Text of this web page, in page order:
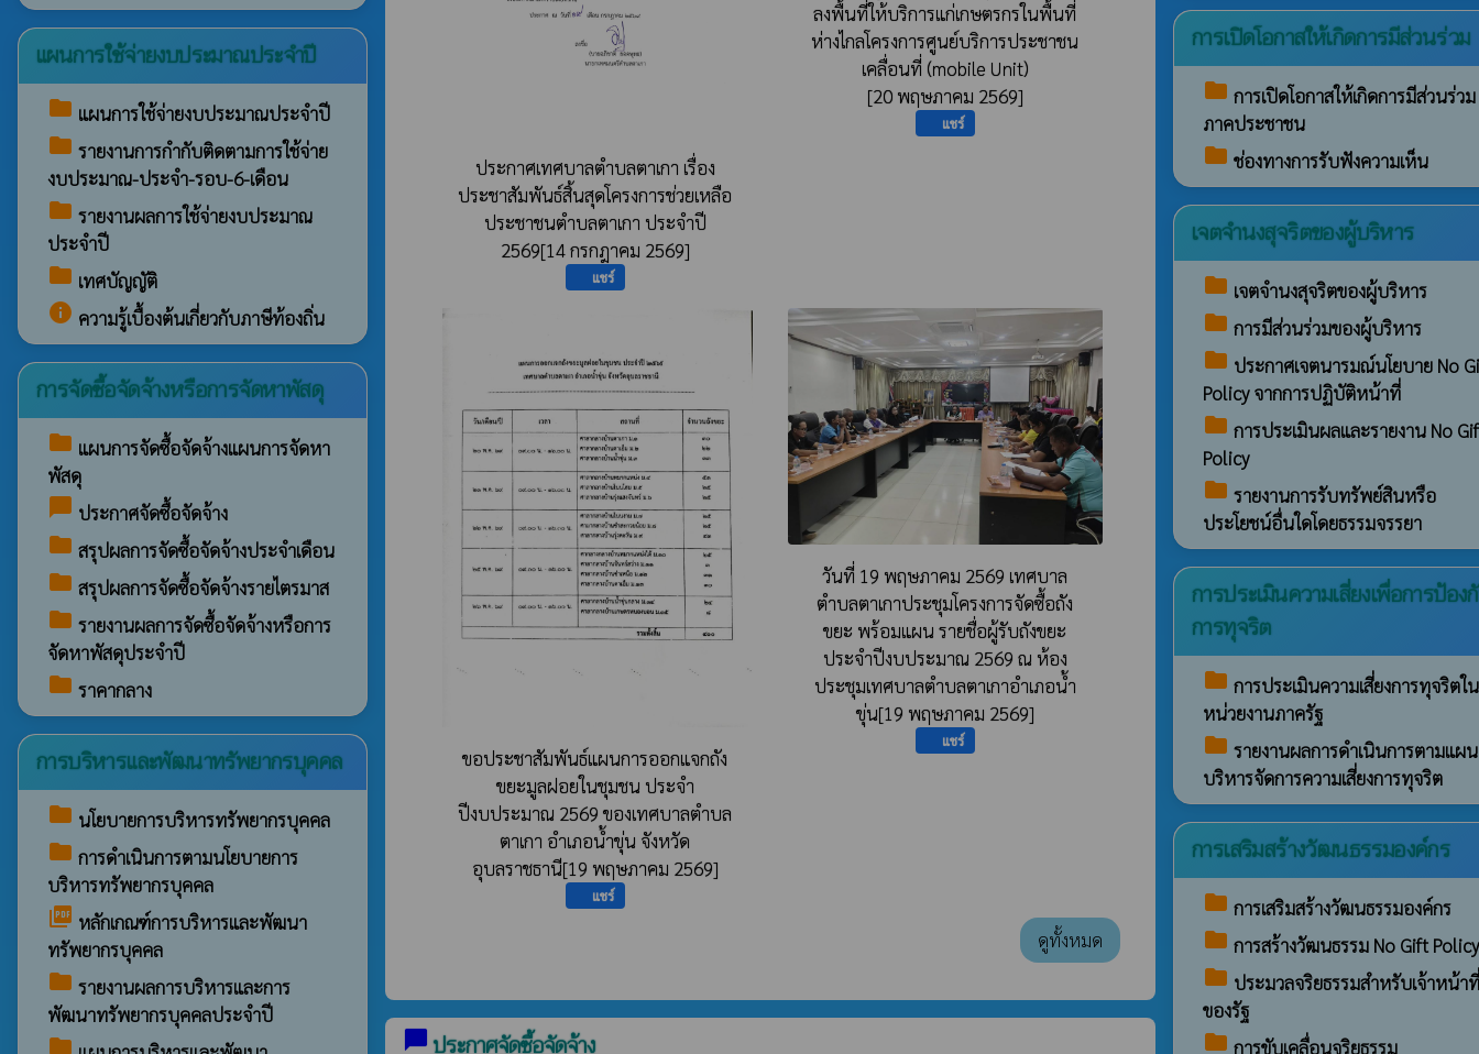
แผนการใช้จ่ายงบประมาณประจำปี
folder แผนการใช้จ่ายงบประมาณประจำปี
folder รายงานการกำกับติดตามการใช้จ่าย
งบประมาณ-ประจำ-รอบ-6-เดือน
folder รายงานผลการใช้จ่ายงบประมาณ
ประจำปี
folder เทศบัญญัติ
info ความรู้เบื้องต้นเกี่ยวกับภาษีท้องถิ่น
การจัดซื้อจัดจ้างหรือการจัดหาพัสดุ
folder แผนการจัดซื้อจัดจ้างแผนการจัดหา
พัสดุ
chat_bubble ประกาศจัดซื้อจัดจ้าง
folder สรุปผลการจัดซื้อจัดจ้างประจำเดือน
folder สรุปผลการจัดซื้อจัดจ้างรายไตรมาส
folder รายงานผลการจัดซื้อจัดจ้างหรือการ
จัดหาพัสดุประจำปี
folder ราคากลาง
การบริหารและพัฒนาทรัพยากรบุคคล
folder นโยบายการบริหารทรัพยากรบุคคล
folder การดำเนินการตามนโยบายการ
บริหารทรัพยากรบุคคล
picture_as_pdf หลักเกณฑ์การบริหารและพัฒนา
ทรัพยากรบุคคล
folder รายงานผลการบริหารและการ
พัฒนาทรัพยากรบุคคลประจำปี
folder
ประกาศเทศบาลตำบลตาเกา เรื่อง
ประชาสัมพันธ์สิ้นสุดโครงการช่วยเหลือ
ประชาชนตำบลตาเกา ประจำปี
2569[14 กรกฎาคม 2569]
แชร์
ลงพื้นที่ให้บริการแก่เกษตรกรในพื้นที่
ห่างไกลโครงการศูนย์บริการประชาชน
เคลื่อนที่ (mobile Unit)​
[20 พฤษภาคม 2569]
แชร์
ขอประชาสัมพันธ์​แผนการออกแจกถัง
ขยะมูลฝอย​ในชุมชน ประจำ
ปีงบประมาณ 2569 ของเทศบาลตำบล
ตาเกา อำเภอน้ำขุ่น จังหวัด
อุบลราชธานี[19 พฤษภาคม 2569]
แชร์
วันที่ 19 พฤษภาคม​ 2569​ เทศบาล
ตำบลตาเกาประชุมโครงการจัดซื้อถัง
ขยะ พร้อมแผน รายชื่อผู้รับถังขยะ
ประจำปีงบประมาณ 2569 ณ ห้อง
ประชุมเทศบาลตำบลตาเกาอำเภอน้ำ
ขุ่น[19 พฤษภาคม 2569]
แชร์
ดูทั้งหมด
chat_bubble ประกาศจัดซื้อจัดจ้าง
การเปิดโอกาสให้เกิดการมีส่วนร่วม
folder การเปิดโอกาสให้เกิดการมีส่วนร่วม
ภาคประชาชน
folder ช่องทางการรับฟังความเห็น
เจตจำนงสุจริตของผู้บริหาร
folder เจตจำนงสุจริตของผู้บริหาร
folder การมีส่วนร่วมของผู้บริหาร
folder ประกาศเจตนารมณ์นโยบาย No
Policy จากการปฏิบัติหน้าที่
folder การประเมินผลและรายงาน No
Policy
folder รายงานการรับทรัพย์สินหรือ
ประโยชน์อื่นใดโดยธรรมจรรยา
การประเมินความเสี่ยงเพื่อการป้อง
การทุจริต
folder การประเมินความเสี่ยงการทุจริตใน
หน่วยงานภาครัฐ
folder รายงานผลการดำเนินการตามแผน
บริหารจัดการความเสี่ยงการทุจริต
การเสริมสร้างวัฒนธรรมองค์กร
folder การเสริมสร้างวัฒนธรรมองค์กร
folder การสร้างวัฒนธรรม No Gift Policy
folder ประมวลจริยธรรมสำหรับเจ้าหน้าที่
ของรัฐ
folder การขับเคลื่อนจริยธรรม